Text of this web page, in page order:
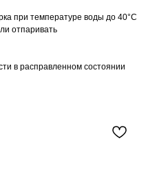
при температуре воды до 40°C
отпаривать
в расправленном состоянии